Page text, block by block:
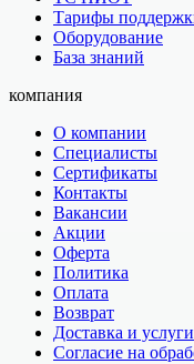
Тарифы
Оборудование
База знаний
компания
О компании
Специалисты
Сертификаты
Контакты
Вакансии
Акции
Оферта
Политика
Оплата
Возврат
Доставка и услуги
Согласие на